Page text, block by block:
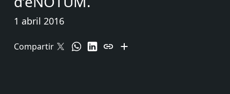
1 abril 2016
Compartir